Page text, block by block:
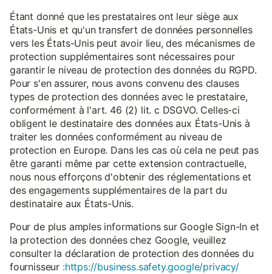
Étant donné que les prestataires ont leur siège aux
États-Unis et qu'un transfert de données personnelles
vers les États-Unis peut avoir lieu, des mécanismes de
protection supplémentaires sont nécessaires pour
garantir le niveau de protection des données du RGPD.
Pour s'en assurer, nous avons convenu des clauses
types de protection des données avec le prestataire,
conformément à l'art. 46 (2) lit. c DSGVO. Celles-ci
obligent le destinataire des données aux États-Unis à
traiter les données conformément au niveau de
protection en Europe. Dans les cas où cela ne peut pas
être garanti même par cette extension contractuelle,
nous nous efforçons d'obtenir des réglementations et
des engagements supplémentaires de la part du
destinataire aux États-Unis.
Pour de plus amples informations sur Google Sign-In et
la protection des données chez Google, veuillez
consulter la déclaration de protection des données du
fournisseur :https://business.safety.google/privacy/